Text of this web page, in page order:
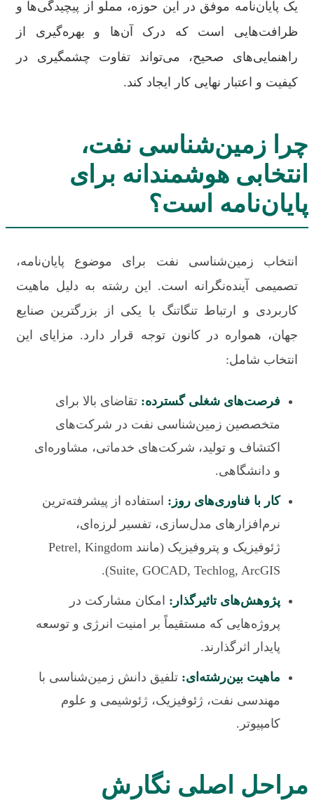
یک پایان‌نامه موفق در این حوزه، مملو از پیچیدگی‌ها و
ظرافت‌هایی است که درک آن‌ها و بهره‌گیری از
راهنمایی‌های صحیح، می‌تواند تفاوت چشمگیری در
کیفیت و اعتبار نهایی کار ایجاد کند.
چرا زمین‌شناسی نفت،
انتخابی هوشمندانه برای
پایان‌نامه است؟
انتخاب زمین‌شناسی نفت برای موضوع پایان‌نامه،
تصمیمی آینده‌نگرانه است. این رشته به دلیل ماهیت
کاربردی و ارتباط تنگاتنگ با یکی از بزرگترین صنایع
جهان، همواره در کانون توجه قرار دارد. مزایای این
انتخاب شامل:
فرصت‌های شغلی گسترده: تقاضای بالا برای
متخصصین زمین‌شناسی نفت در شرکت‌های
اکتشاف و تولید، شرکت‌های خدماتی، مشاوره‌ای
و دانشگاهی.
کار با فناوری‌های روز: استفاده از پیشرفته‌ترین
نرم‌افزارهای مدل‌سازی، تفسیر لرزه‌ای،
ژئوفیزیک و پتروفیزیک (مانند Petrel, Kingdom
Suite, GOCAD, Techlog, ArcGIS).
پژوهش‌های تاثیرگذار: امکان مشارکت در
پروژه‌هایی که مستقیماً بر امنیت انرژی و توسعه
پایدار اثرگذارند.
ماهیت بین‌رشته‌ای: تلفیق دانش زمین‌شناسی با
مهندسی نفت، ژئوفیزیک، ژئوشیمی و علوم
کامپیوتر.
مراحل اصلی نگارش